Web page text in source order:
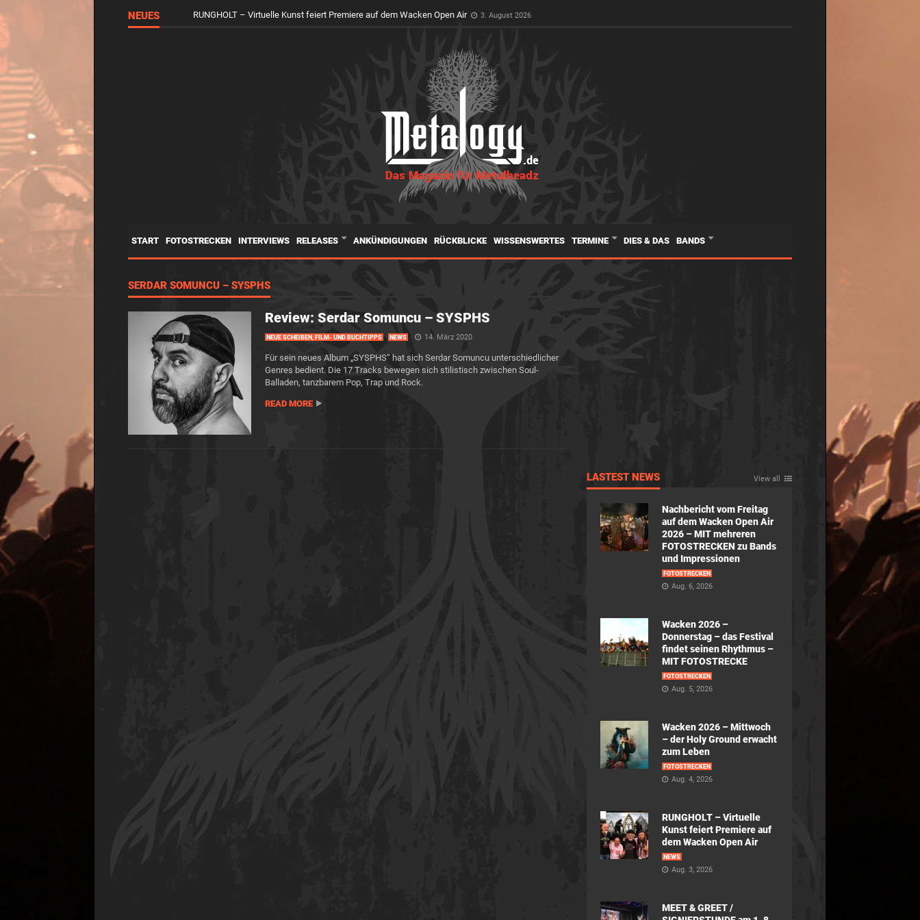
NEUES RUNGHOLT – Virtuelle Kunst feiert Premiere auf dem Wacken Open Air 3. August 2026
START FOTOSTRECKEN INTERVIEWS RELEASES ANKÜNDIGUNGEN RÜCKBLICKE WISSENSWERTES TERMINE DIES & DAS BANDS
SERDAR SOMUNCU – SYSPHS
Review: Serdar Somuncu – SYSPHS
NEUE SCHEIBEN, FILM- UND BUCHTIPPS NEWS 14. März 2020
Für sein neues Album „SYSPHS“ hat sich Serdar Somuncu unterschiedlicher
Genres bedient. Die 17 Tracks bewegen sich stilistisch zwischen Soul-
Balladen, tanzbarem Pop, Trap und Rock.
READ MORE
LASTEST NEWS View all
Nachbericht vom Freitag
auf dem Wacken Open Air
2026 – MIT mehreren
FOTOSTRECKEN zu Bands
und Impressionen
FOTOSTRECKEN
Aug. 6, 2026
Wacken 2026 –
Donnerstag – das Festival
findet seinen Rhythmus –
MIT FOTOSTRECKE
FOTOSTRECKEN
Aug. 5, 2026
Wacken 2026 – Mittwoch
– der Holy Ground erwacht
zum Leben
FOTOSTRECKEN
Aug. 4, 2026
RUNGHOLT – Virtuelle
Kunst feiert Premiere auf
dem Wacken Open Air
NEWS
Aug. 3, 2026
MEET & GREET /